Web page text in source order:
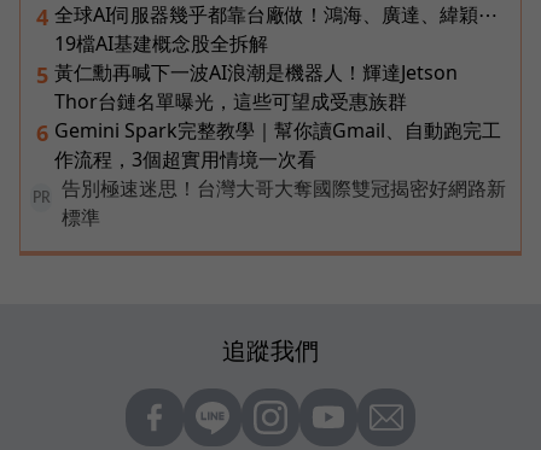
4 全球AI伺服器幾乎都靠台廠做！鴻海、廣達、緯穎⋯
19檔AI基建概念股全拆解
5 黃仁勳再喊下一波AI浪潮是機器人！輝達Jetson
Thor台鏈名單曝光，這些可望成受惠族群
6 Gemini Spark完整教學｜幫你讀Gmail、自動跑完工
作流程，3個超實用情境一次看
PR
告別極速迷思！台灣大哥大奪國際雙冠揭密好網路新
標準
追蹤我們